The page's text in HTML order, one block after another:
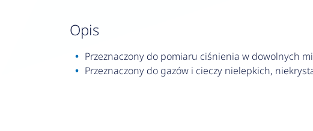
opis
Przeznaczony do pomiaru ciśnienia w dowolnych
Przeznaczony do gazów i cieczy nielepkich,